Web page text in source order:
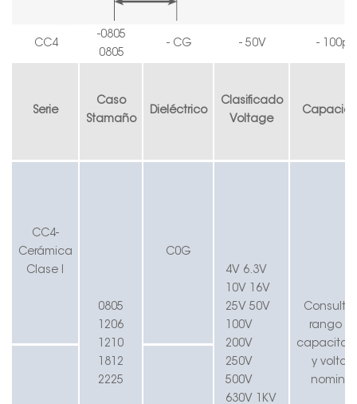
CC4
-0805
0805
- CG - 50V - 100pF
Serie
Caso
Stamaño
Dieléctrico
Clasificado
Voltage
CC4-
Cerámica
Clase I
0805
1206
1210
1812
2225
C0G
4V 6.3V
10V 16V
25V 50V
100V
200V
250V
500V
630V 1KV
Consulte
rango
y voltaje